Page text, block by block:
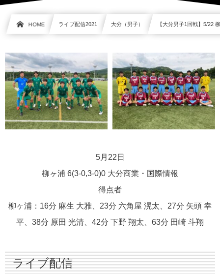
HOME ライブ配信2021 大分（男子） 【大分男子1回戦】5/22
5月22日
柳ヶ浦 6(3-0,3-0)0 大分商業・国際情報
得点者
柳ヶ浦：16分 麻生 大雅、23分 六角屋 滉太、27分 矢頭 幸
平、38分 原田 光清、42分 下野 翔太、63分 田崎 斗翔
ライブ配信